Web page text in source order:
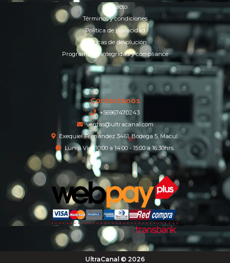
Contacto
Términos y condiciones
Política de privacidad
Políticas de devolución
Programa de integridad y compliance
Contáctanos
+56967470243
ventas@ultracanal.com
Exequiel Fernandez 3461, Bodega 5, Macul.
Lun a Vier 10:00 a 14:00 - 15:00 a 16:30hrs.
UltraCanal © 2026